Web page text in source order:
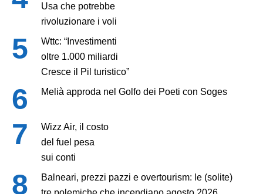
Usa che potrebbe
rivoluzionare i voli
Wttc: “Investimenti
oltre 1.000 miliardi
Cresce il Pil turistico”
Melià approda nel Golfo dei Poeti con Soges
Wizz Air, il costo
del fuel pesa
sui conti
Balneari, prezzi pazzi e overtourism: le (solite)